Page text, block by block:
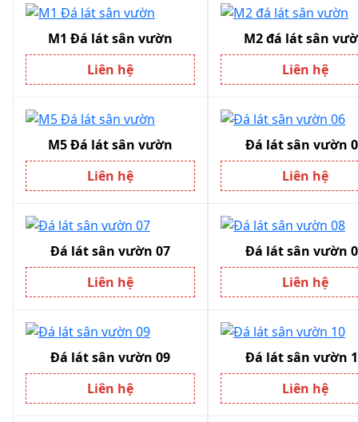
M1 Đá lát sân vườn
Liên hệ
M2 đá lát sân
Liên hệ
M5 Đá lát sân vườn
Liên hệ
Đá lát sân vườn
Liên hệ
Đá lát sân vườn 07
Liên hệ
Đá lát sân vườn
Liên hệ
Đá lát sân vườn 09
Liên hệ
Đá lát sân vườn
Liên hệ